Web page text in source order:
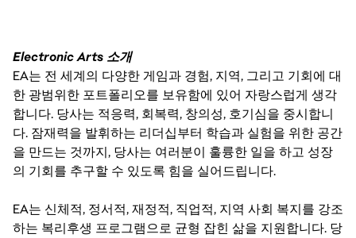
Electronic Arts 소개
EA는 전 세계의 다양한 게임과 경험, 지역, 그리고 기회에 대
한 광범위한 포트폴리오를 보유함에 있어 자랑스럽게 생각
합니다. 당사는 적응력, 회복력, 창의성, 호기심을 중시합니
다. 잠재력을 발휘하는 리더십부터 학습과 실험을 위한 공간
을 만드는 것까지, 당사는 여러분이 훌륭한 일을 하고 성장
의 기회를 추구할 수 있도록 힘을 실어드립니다.
EA는 신체적, 정서적, 재정적, 직업적, 지역 사회 복지를 강조
하는 복리후생 프로그램으로 균형 잡힌 삶을 지원합니다. 당